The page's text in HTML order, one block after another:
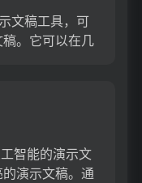
文稿工具，可
。它可以在几
智能的演示文
演示文稿。通